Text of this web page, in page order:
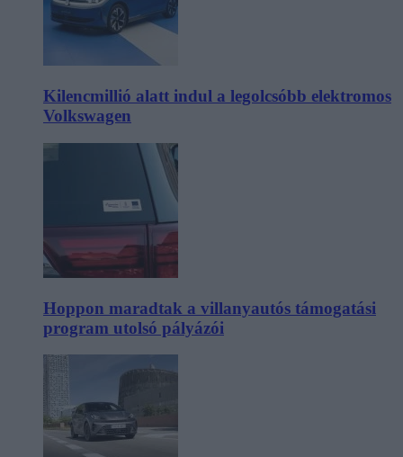
Kilencmillió alatt indul a legolcsóbb elektromos
Volkswagen
Hoppon maradtak a villanyautós támogatási
program utolsó pályázói